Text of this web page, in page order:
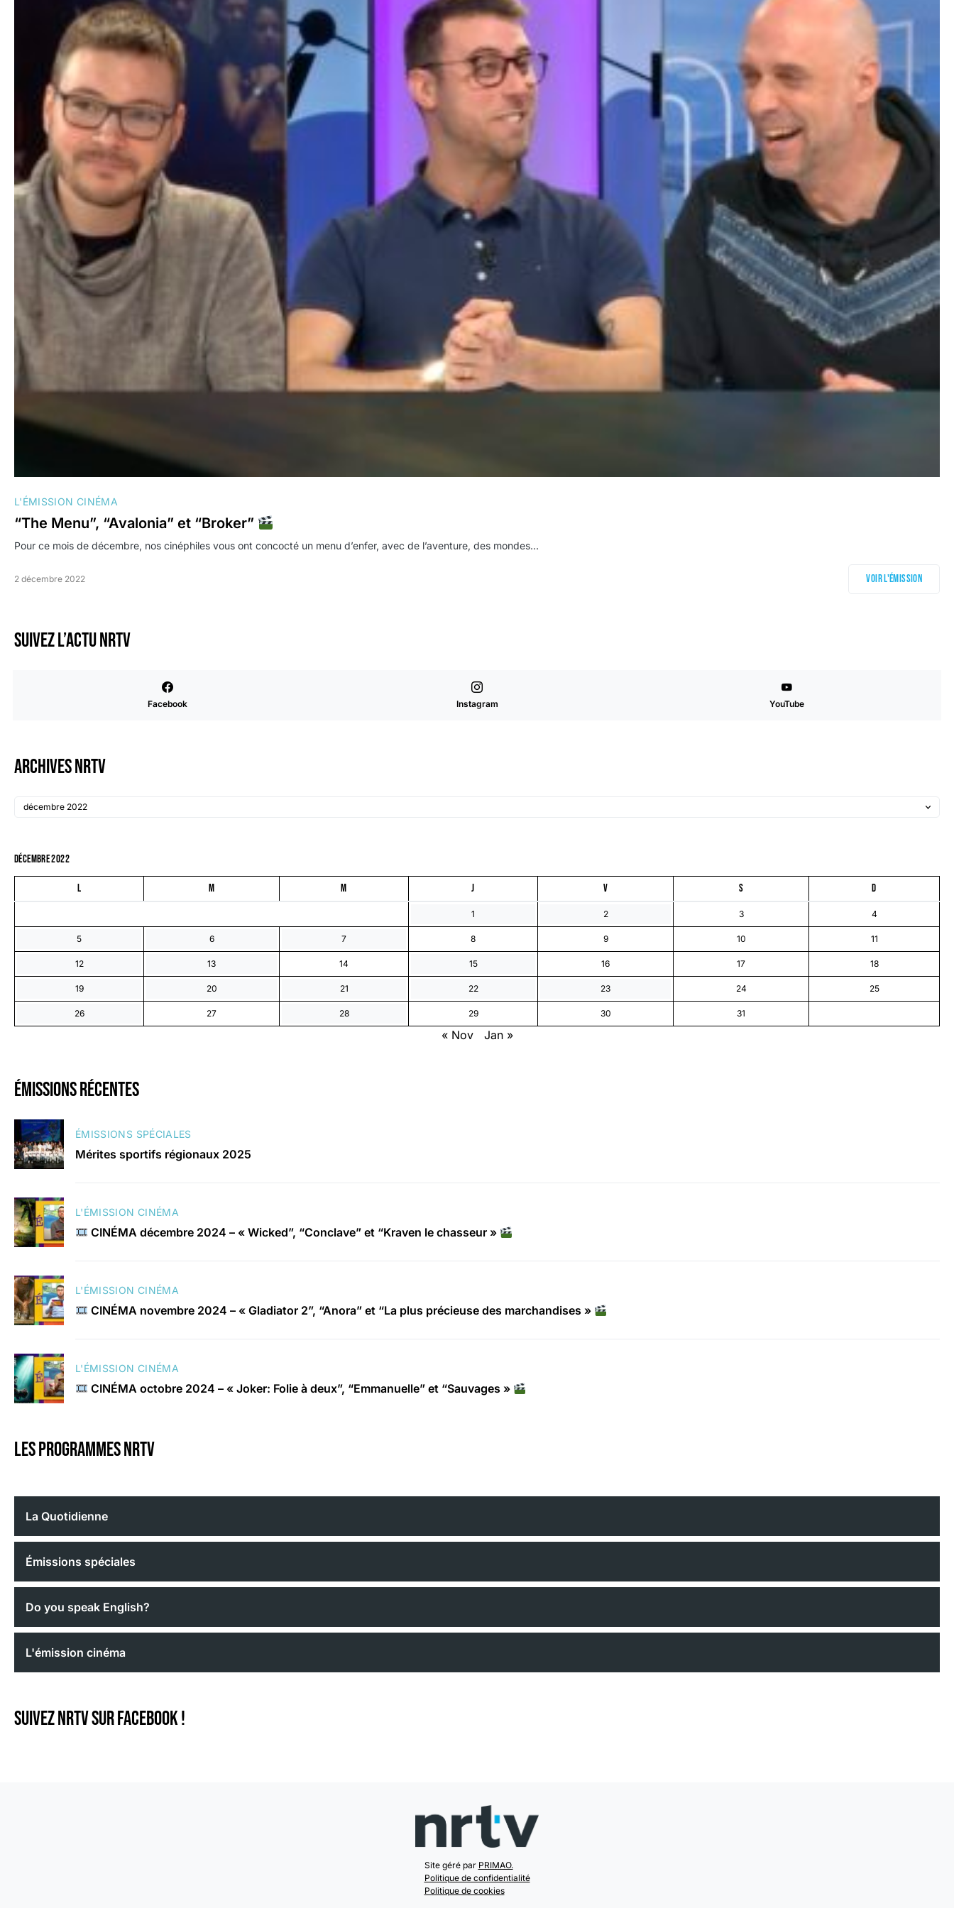
L'ÉMISSION CINÉMA
“The Menu”, “Avalonia” et “Broker”
Pour ce mois de décembre, nos cinéphiles vous ont concocté un menu d’enfer, avec de l’aventure, des mondes…
2 décembre 2022 Voir l'émission
Suivez l’actu NRTV
Facebook Instagram YouTube
Archives NRTV
décembre 2022
L M M J V S D
1 2 3 4
5 6 7 8 9 10 11
12 13 14 15 16 17 18
19 20 21 22 23 24 25
26 27 28 29 30 31
« Nov Jan »
émissions récentes
ÉMISSIONS SPÉCIALES
Mérites sportifs régionaux 2025
L'ÉMISSION CINÉMA
CINÉMA décembre 2024 – « Wicked”, “Conclave” et “Kraven le chasseur »
L'ÉMISSION CINÉMA
CINÉMA novembre 2024 – « Gladiator 2”, “Anora” et “La plus précieuse des marchandises »
L'ÉMISSION CINÉMA
CINÉMA octobre 2024 – « Joker: Folie à deux”, “Emmanuelle” et “Sauvages »
Les programmes nrtv
La Quotidienne
Émissions spéciales
Do you speak English?
L'émission cinéma
Suivez NRTV sur Facebook !
Site géré par PRIMAO.
Politique de confidentialité
Politique de cookies